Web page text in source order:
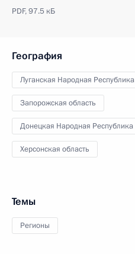
PDF,97.5 кБ
География
Луганская Народная Республика
Запорожская область
Донецкая Народная Республика
Херсонская область
Темы
Регионы